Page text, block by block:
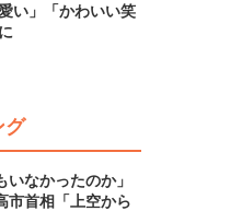
い」「かわいい笑
グ
なかったのか」
市首相「上空から